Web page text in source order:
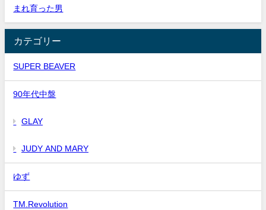
まれ育った男
カテゴリー
SUPER BEAVER
90年代中盤
GLAY
JUDY AND MARY
ゆず
TM.Revolution